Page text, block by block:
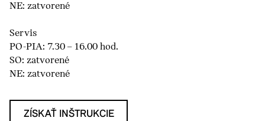
NE: zatvorené
Servis
PO-PIA: 7.30 – 16.00 hod.
SO: zatvorené
NE: zatvorené
ZÍSKAŤ INŠTRUKCIE